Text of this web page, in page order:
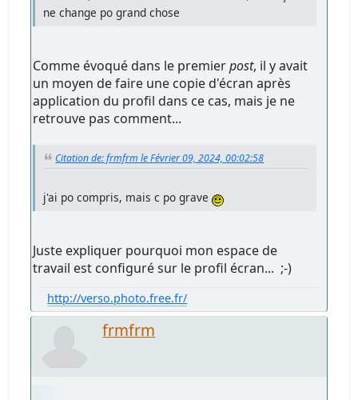
ne change po grand chose
Comme évoqué dans le premierpost, il y avait
un moyen de faire une copie d'écran après
application du profil dans ce cas, mais je ne
retrouve pas comment...
Citation de: frmfrm le Février 09, 2024, 00:02:58
j'ai po compris, mais c po grave
Juste expliquer pourquoi mon espace de
travail est configuré sur le profil écran... ;-)
http://verso.photo.free.fr/
frmfrm